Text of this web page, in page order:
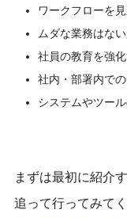
ワークフローを
ムダな業務はな
社員の教育を強
社内・部署内で
システムやツー
まずは最初に紹介
追って行ってみてく